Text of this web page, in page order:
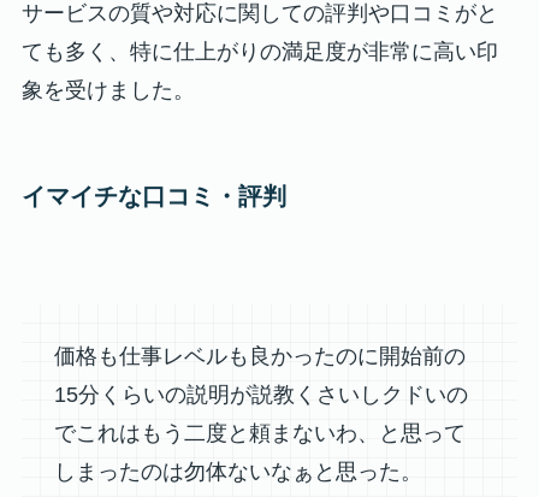
サービスの質や対応に関しての評判や口コミがと
ても多く、特に仕上がりの満足度が非常に高い印
象を受けました。
イマイチな口コミ・評判
価格も仕事レベルも良かったのに開始前の
15分くらいの説明が説教くさいしクドいの
でこれはもう二度と頼まないわ、と思って
しまったのは勿体ないなぁと思った。